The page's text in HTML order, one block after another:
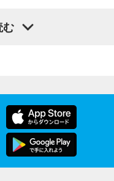
れ描いて死ね」のエ
、暴言や暴力を振るわ
切って仕事に就いて
私生活は充実してお
は辞められません。
、幸せになるぞとい
者さんと関わる上で
む